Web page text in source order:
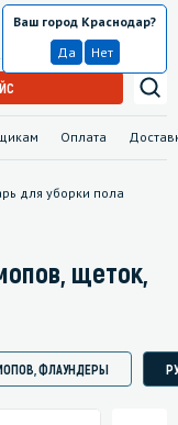
Оплата
Краснодар
Ваш город Краснодар?
Да
Нет
для уборки пола
щеток,
ФЛАУНДЕРЫ